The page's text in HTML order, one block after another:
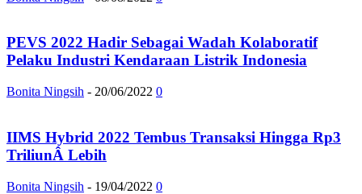
PEVS 2022 Hadir Sebagai Wadah Kolaboratif
Pelaku Industri Kendaraan Listrik Indonesia
Bonita Ningsih - 20/06/2022 0
IIMS Hybrid 2022 Tembus Transaksi Hingga Rp3
TriliunÂ Lebih
Bonita Ningsih - 19/04/2022 0